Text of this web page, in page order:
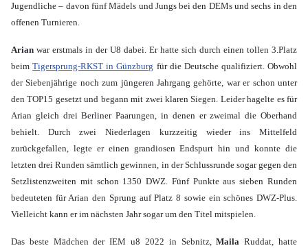
Jugendliche – davon fünf Mädels und Jungs bei den DEMs und sechs in den
offenen Turnieren.
Arian war erstmals in der U8 dabei. Er hatte sich durch einen tollen 3.Platz
beimTigersprung-RKST in Günzburg für die Deutsche qualifiziert. Obwohl
der Siebenjährige noch zum jüngeren Jahrgang gehörte, war er schon unter
den TOP15 gesetzt und begann mit zwei klaren Siegen. Leider hagelte es für
Arian gleich drei Berliner Paarungen, in denen er zweimal die Oberhand
behielt. Durch zwei Niederlagen kurzzeitig wieder ins Mittelfeld
zurückgefallen, legte er einen grandiosen Endspurt hin und konnte die
letzten drei Runden sämtlich gewinnen, in der Schlussrunde sogar gegen den
Setzlistenzweiten mit schon 1350 DWZ. Fünf Punkte aus sieben Runden
bedeuteten für Arian den Sprung auf Platz 8 sowie ein schönes DWZ-Plus.
Vielleicht kann er im nächsten Jahr sogar um den Titel mitspielen.
Das beste Mädchen der IEM u8 2022 in Sebnitz,Maila Ruddat, hatte